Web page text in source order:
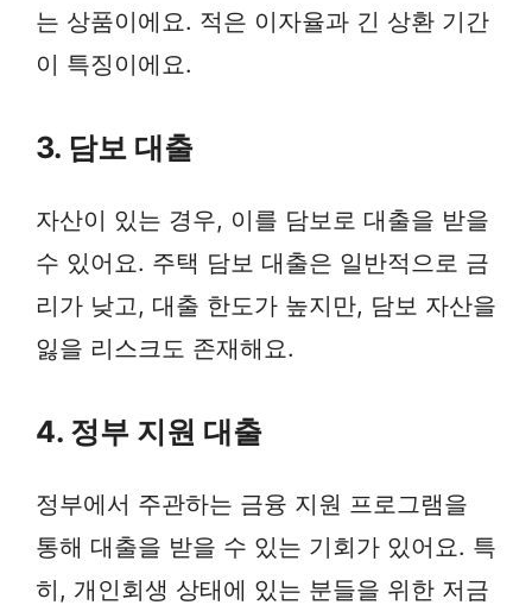
는 상품이에요. 적은 이자율과 긴 상환 기간
이 특징이에요.
3. 담보 대출
자산이 있는 경우, 이를 담보로 대출을 받을
수 있어요. 주택 담보 대출은 일반적으로 금
리가 낮고, 대출 한도가 높지만, 담보 자산을
잃을 리스크도 존재해요.
4. 정부 지원 대출
정부에서 주관하는 금융 지원 프로그램을
통해 대출을 받을 수 있는 기회가 있어요. 특
히, 개인회생 상태에 있는 분들을 위한 저금